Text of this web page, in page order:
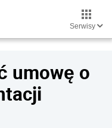
Serwisy
umowę o